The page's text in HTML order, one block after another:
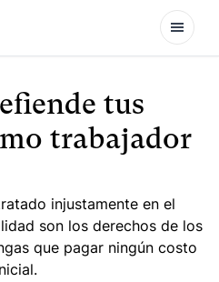
Open
tus
trabajador
injustamente en el
son los derechos de los
que pagar ningún costo